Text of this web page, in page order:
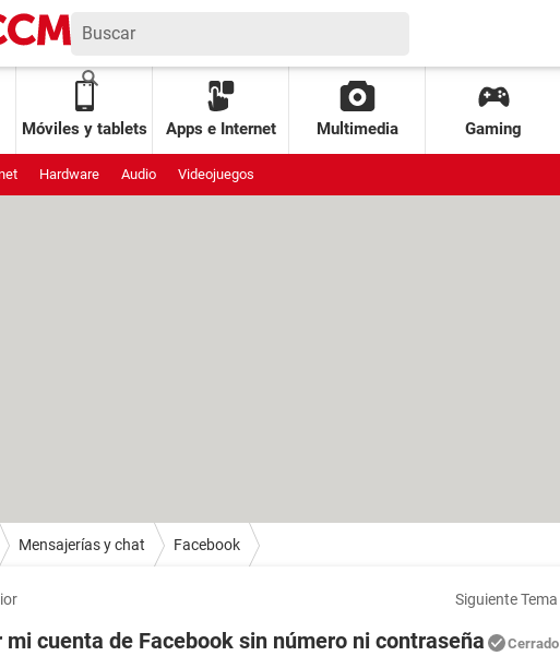
Móviles y tablets Apps e Internet Multimedia Gaming
Hardware Audio Videojuegos
Mensajerías y chat Facebook
Siguiente Tema
mi cuenta de Facebook sin número ni contraseña Cerrado